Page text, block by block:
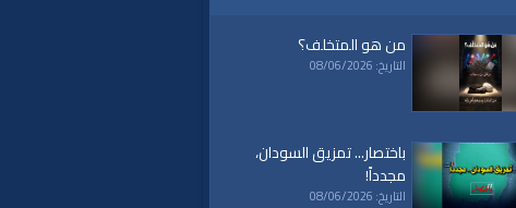
من هو المتخلف؟
التاريخ: 08/06/2026
باختصار... تمزيق السودان،
مجدداً!
التاريخ: 08/06/2026